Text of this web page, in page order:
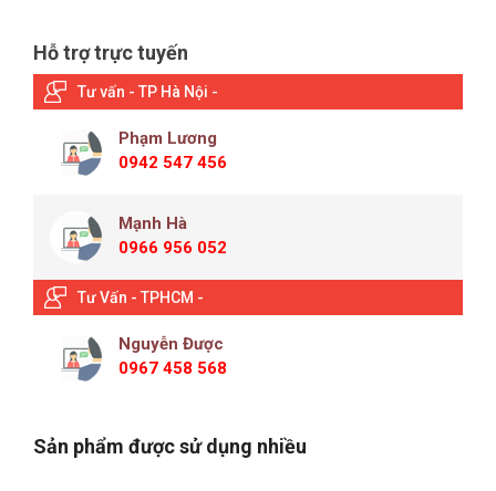
Hỗ trợ trực tuyến
Tư vấn - TP Hà Nội -
Phạm Lương
0942 547 456
Mạnh Hà
0966 956 052
Tư Vấn - TPHCM -
Nguyễn Được
0967 458 568
Sản phẩm được sử dụng nhiều